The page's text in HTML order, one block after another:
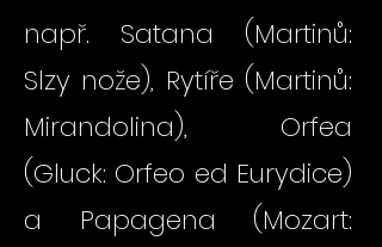
např. Satana (Martinů:
Slzy nože), Rytíře (Martinů:
Mirandolina), Orfea
(Gluck: Orfeo ed Eurydice)
a Papagena (Mozart: